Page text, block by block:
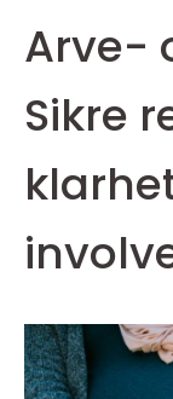
Arve-
Sikre